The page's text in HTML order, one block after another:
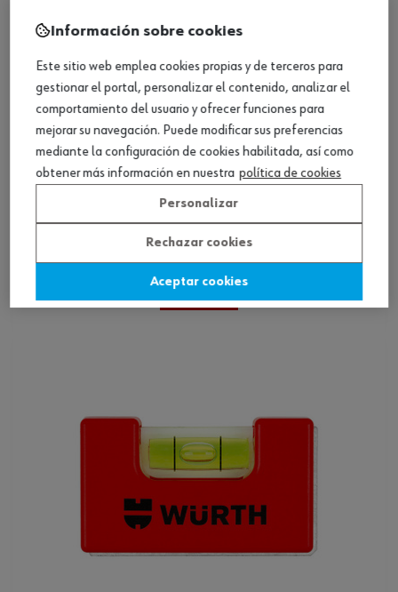
Nivel de burbuja
Ver producto
Información sobre cookies
Este sitio web emplea cookies propias y de terceros para
gestionar el portal, personalizar el contenido, analizar el
comportamiento del usuario y ofrecer funciones para
mejorar su navegación. Puede modificar sus preferencias
mediante la configuración de cookies habilitada, así como
obtener más información en nuestra política de cookies
Personalizar
Rechazar cookies
Aceptar cookies